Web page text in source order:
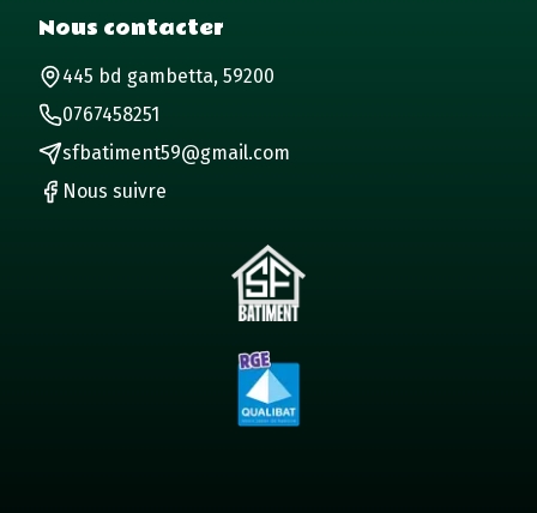
Nous contacter
445 bd gambetta, 59200
0767458251
sfbatiment59@gmail.com
Nous suivre